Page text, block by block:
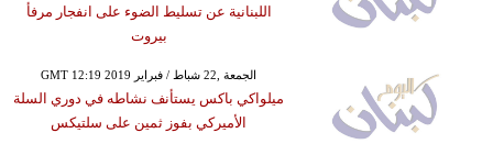
اللبنانية عن تسليط الضوء على انفجار مرفأ
بيروت
GMT 12:19 2019 الجمعة ,22 شباط / فبراير
ميلواكي باكس يستأنف نشاطه في دوري السلة
الأميركي بفوز ثمين على سلتيكس